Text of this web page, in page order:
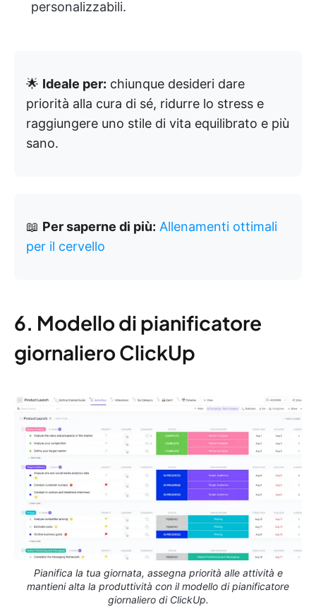
personalizzabili.
🌟 Ideale per: chiunque desideri dare
priorità alla cura di sé, ridurre lo stress e
raggiungere uno stile di vita equilibrato e più
sano.
📖 Per saperne di più: Allenamenti ottimali
per il cervello
6. Modello di pianificatore
giornaliero ClickUp
Pianifica la tua giornata, assegna priorità alle attività e
mantieni alta la produttività con il modello di pianificatore
giornaliero di ClickUp.